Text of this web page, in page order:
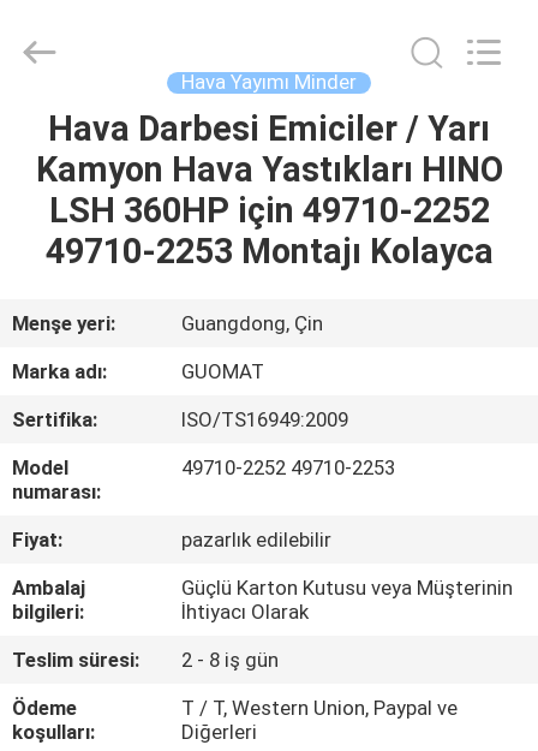
ÜRÜN:%
HAKKIMIZDA
TURU
KONTROL
BIZIMLE
ILETIŞIME
GEÇIN
Hava Yayımı Minder
Hava Darbesi Emiciler / Yarı
Kamyon Hava Yastıkları HINO
LSH 360HP için 49710-2252
49710-2253 Montajı Kolayca
Menşe yeri:
Guangdong, Çin
Marka adı:
GUOMAT
Sertifika:
ISO/TS16949:2009
Model
numarası:
49710-2252 49710-2253
Fiyat:
pazarlık edilebilir
Ambalaj
bilgileri:
Güçlü Karton Kutusu veya Müşterinin
İhtiyacı Olarak
Teslim süresi:
2 - 8 iş gün
Ödeme
koşulları:
T / T, Western Union, Paypal ve
Diğerleri